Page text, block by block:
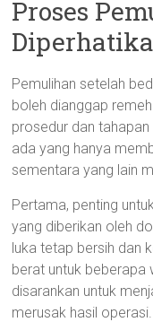
Proses
Pemulihan setelah
boleh dianggap
prosedur dan
ada yang hanya
sementara yang lain
Pertama, penting
yang diberikan oleh
luka tetap bersih dan
berat untuk beberapa
disarankan untuk
merusak hasil